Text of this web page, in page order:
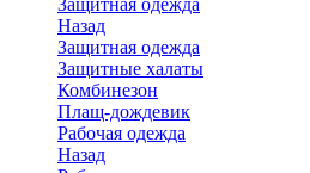
Защитная одежда
Назад
Защитная одежда
Защитные халаты
Комбинезон
Плащ-дождевик
Рабочая одежда
Назад